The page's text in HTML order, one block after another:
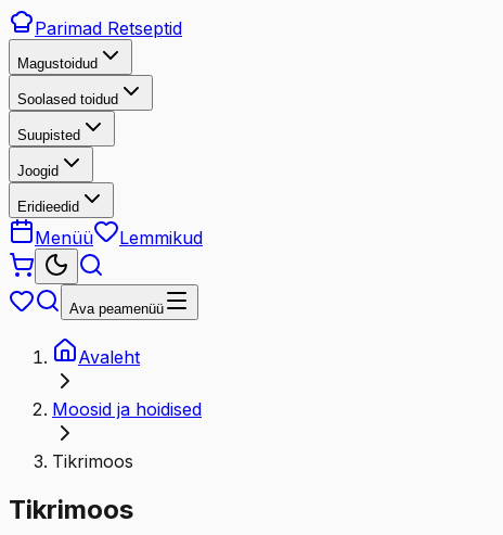
Parimad Retseptid
Magustoidud
Soolased toidud
Suupisted
Joogid
Eridieedid
Menüü Lemmikud
Ava peamenüü
Avaleht
Moosid ja hoidised
Tikrimoos
Tikrimoos